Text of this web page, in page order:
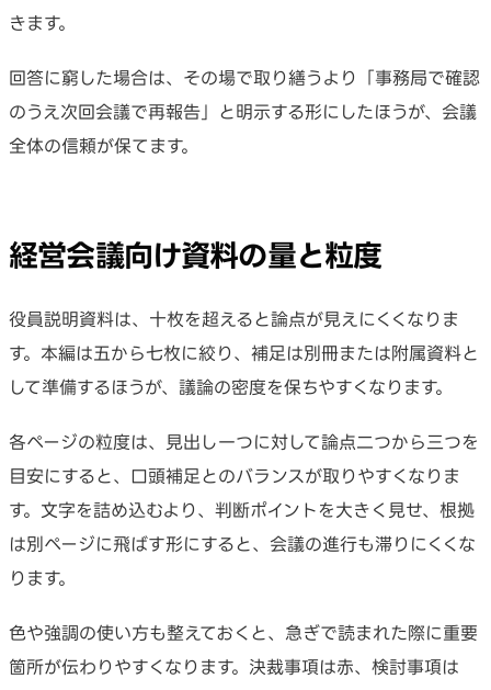
きます。
回答に窮した場合は、その場で取り繕うより「事務局で確認
のうえ次回会議で再報告」と明示する形にしたほうが、会議
全体の信頼が保てます。
経営会議向け資料の量と粒度
役員説明資料は、十枚を超えると論点が見えにくくなりま
す。本編は五から七枚に絞り、補足は別冊または附属資料と
して準備するほうが、議論の密度を保ちやすくなります。
各ページの粒度は、見出し一つに対して論点二つから三つを
目安にすると、口頭補足とのバランスが取りやすくなりま
す。文字を詰め込むより、判断ポイントを大きく見せ、根拠
は別ページに飛ばす形にすると、会議の進行も滞りにくくな
ります。
色や強調の使い方も整えておくと、急ぎで読まれた際に重要
箇所が伝わりやすくなります。決裁事項は赤、検討事項は